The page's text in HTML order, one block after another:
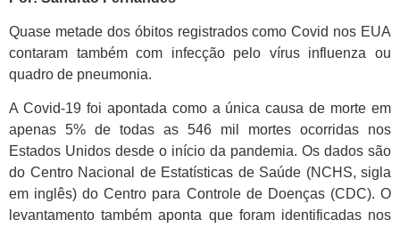
Quase metade dos óbitos registrados como Covid nos EUA
contaram também com infecção pelo vírus influenza ou
quadro de pneumonia.
A Covid-19 foi apontada como a única causa de morte em
apenas 5% de todas as 546 mil mortes ocorridas nos
Estados Unidos desde o início da pandemia. Os dados são
do Centro Nacional de Estatísticas de Saúde (NCHS, sigla
em inglês) do Centro para Controle de Doenças (CDC). O
levantamento também aponta que foram identificadas nos